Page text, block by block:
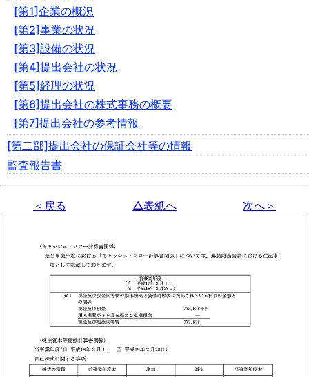
[第1]企業の概況
[第2]事業の状況
[第3]設備の状況
[第4]提出会社の状況
[第5]経理の状況
[第6]提出会社の株式事務の概要
[第7]提出会社の参考情報
[第二部]提出会社の保証会社等の情報
監査報告書
＜戻る △表紙へ 次へ＞